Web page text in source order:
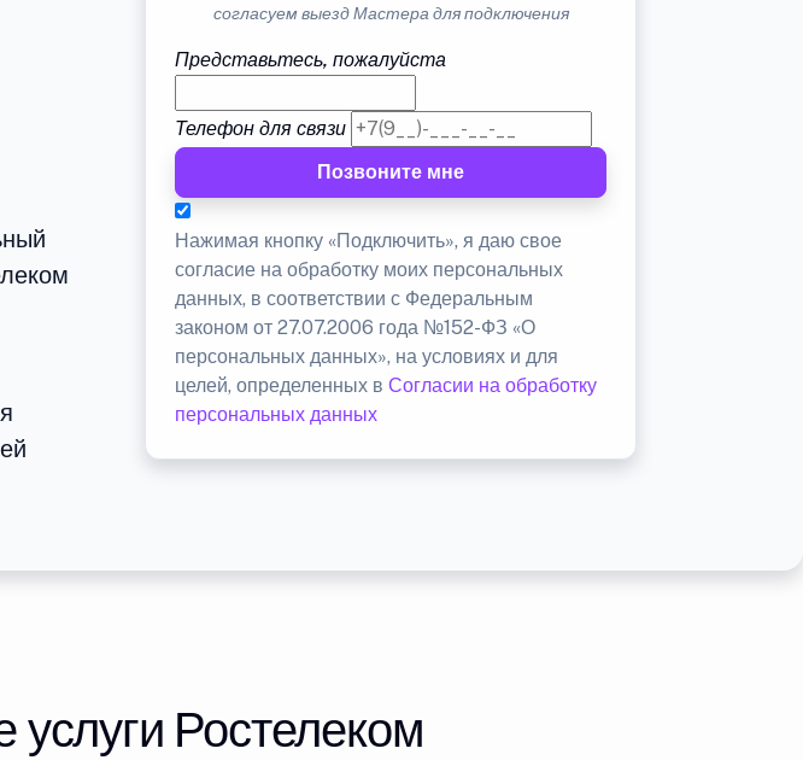
согласуем выезд Мастера для подключения
Представьтесь, пожалуйста
Телефон для связи
Позвоните мне
Нажимая кнопку «Подключить», я даю свое
согласие на обработку моих персональных
данных, в соответствии с Федеральным
законом от 27.07.2006 года №152-ФЗ «О
персональных данных», на условиях и для
целей, определенных вСогласии на обработку
персональных данных
Ростелеком